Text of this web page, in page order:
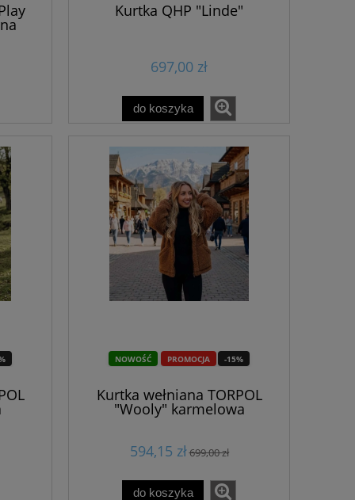
Kurtka QHP "Linde"
697,00 zł
do koszyka
PROMOCJA -15%
NOWOŚĆ
Kurtka wełniana TORPOL
"Wooly" karmelowa
594,15 zł699,00 zł
do koszyka